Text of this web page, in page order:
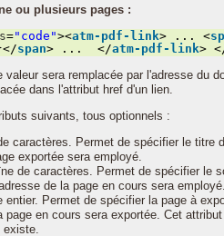
ou plusieurs pages :
="code"><atm-pdf-link> ... <
span> ... </atm-pdf-link>
valeur sera remplacée par l'adresse du
dans l'attribut href d'un lien.
suivants, tous optionnels :
caractères. Permet de spécifier le titre
exportée sera employé.
de caractères. Permet de spécifier le
de la page en cours sera employé.
entier. Permet de spécifier la page à
page en cours sera exportée. Cet
existe.